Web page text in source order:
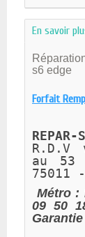
En savoir
s6 edge
Forfait
R.D.V
au 53
75011
Métro :
09 50